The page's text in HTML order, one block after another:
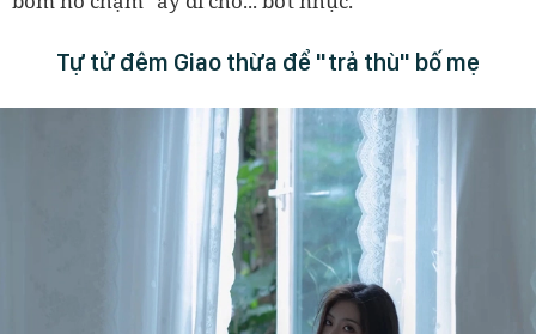
Tự tử đêm Giao thừa để "trả thù" bố mẹ